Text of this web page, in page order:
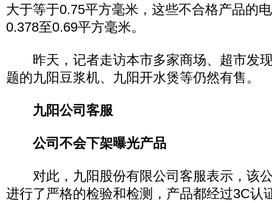
大于等于0.75平方毫米，这些不合格产品的
0.378至0.69平方毫米。
昨天，记者走访本市多家商场、超市发
题的九阳豆浆机、九阳开水煲等仍然有售。
九阳公司客服
公司不会下架曝光产品
对此，九阳股份有限公司客服表示，该
进行了严格的检验和检测，产品都经过3C认